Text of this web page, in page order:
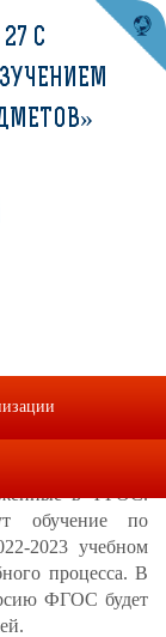
ФГОС
в силу новые
в ФГОС.
обучение по
2023 учебном
процесса. В
ФГОС будет
С